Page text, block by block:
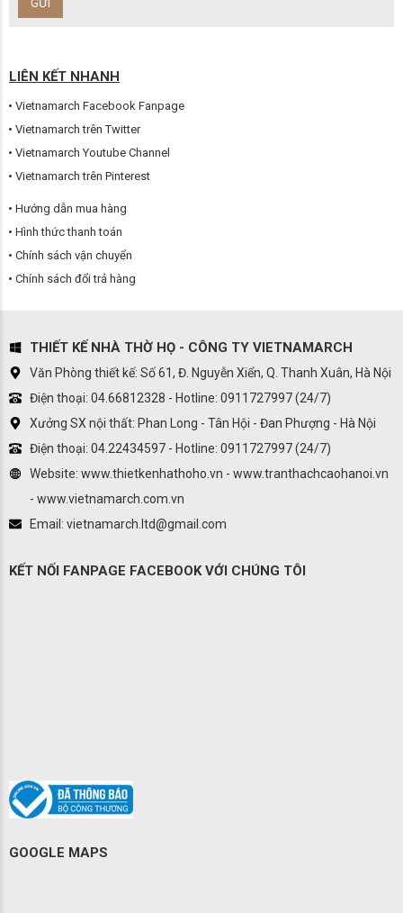
LIÊN KẾT NHANH
Vietnamarch Facebook Fanpage
Vietnamarch trên Twitter
Vietnamarch Youtube Channel
Vietnamarch trên Pinterest
Hướng dẫn mua hàng
Hình thức thanh toán
Chính sách vận chuyển
Chính sách đổi trả hàng
THIẾT KẾ NHÀ THỜ HỌ - CÔNG TY VIETNAMARCH
Văn Phòng thiết kế: Số 61, Đ. Nguyễn Xiển, Q. Thanh Xuân, Hà Nội
Điện thoại: 04.66812328 - Hotline: 0911727997 (24/7)
Xưởng SX nội thất: Phan Long - Tân Hội - Đan Phượng - Hà Nội
Điện thoại: 04.22434597 - Hotline: 0911727997 (24/7)
Website: www.thietkenhathoho.vn - www.tranthachcaohanoi.vn
- www.vietnamarch.com.vn
Email: vietnamarch.ltd@gmail.com
KẾT NỐI FANPAGE FACEBOOK VỚI CHÚNG TÔI
GOOGLE MAPS